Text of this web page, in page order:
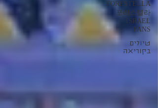
FORESTELLA
포레스텔라
ISRAEL
FANS
טיולים
בקוריאה